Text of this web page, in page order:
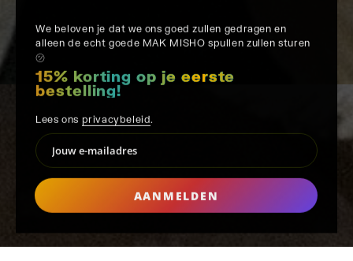
We beloven je dat we ons goed zullen gedragen en
alleen de echt goede MAK MISHO spullen zullen sturen
㋡
15% korting op je eerste
bestelling!
Lees ons privacybeleid
AANMELDEN